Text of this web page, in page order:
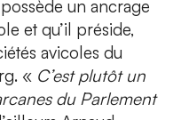
un ancrage
et qu’il préside,
avicoles du
« C’est plutôt un
du Parlement